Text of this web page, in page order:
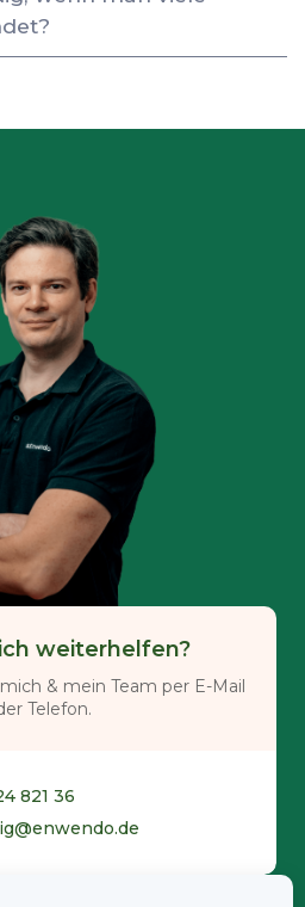
weiterhelfen?
& mein Team per E-Mail
Telefon.
821 36